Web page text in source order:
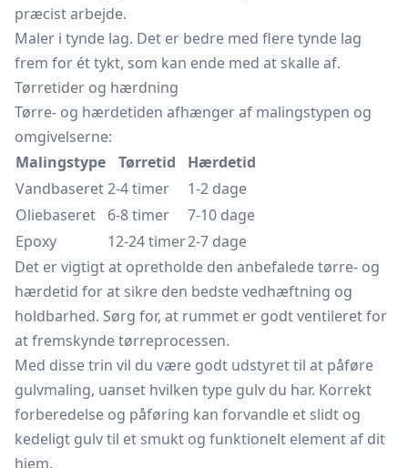
præcist arbejde.
Maler i tynde lag. Det er bedre med flere tynde lag
frem for ét tykt, som kan ende med at skalle af.
Tørretider og hærdning
Tørre- og hærdetiden afhænger af malingstypen og
omgivelserne:
Malingstype
Tørretid
Hærdetid
Vandbaseret2-4 timer
1-2 dage
Oliebaseret
6-8 timer
7-10 dage
Epoxy
12-24 timer2-7 dage
Det er vigtigt at opretholde den anbefalede tørre- og
hærdetid for at sikre den bedste vedhæftning og
holdbarhed. Sørg for, at rummet er godt ventileret for
at fremskynde tørreprocessen.
Med disse trin vil du være godt udstyret til at påføre
gulvmaling, uanset hvilken type gulv du har. Korrekt
forberedelse og påføring kan forvandle et slidt og
kedeligt gulv til et smukt og funktionelt element af dit
hjem.